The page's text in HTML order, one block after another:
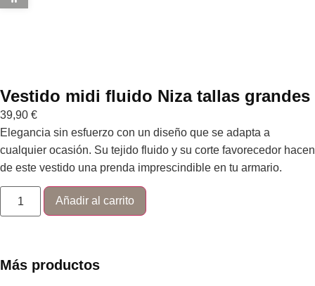
Vestido midi fluido Niza tallas grandes
39,90 €
Elegancia sin esfuerzo con un diseño que se adapta a
cualquier ocasión. Su tejido fluido y su corte favorecedor hacen
de este vestido una prenda imprescindible en tu armario.
Añadir al carrito
Más productos